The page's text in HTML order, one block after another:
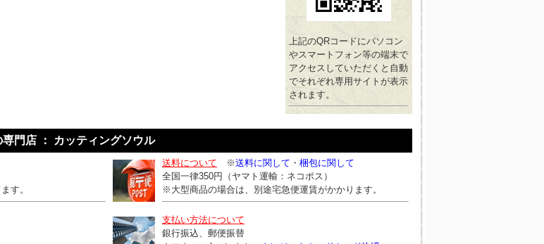
上記のQRコードにパソコン
やスマートフォン等の端末で
アクセスしていただくと自動
でそれぞれ専用サイトが表示
されます。
門店 ： カッティングソウル
す。
送料について ※送料に関して ・ 梱包に関して
全国一律350円（ヤマト運輸：ネコポス）
※大型商品の場合は、別途宅急便運賃がかかります。
支払い方法について
銀行振込、郵便振替